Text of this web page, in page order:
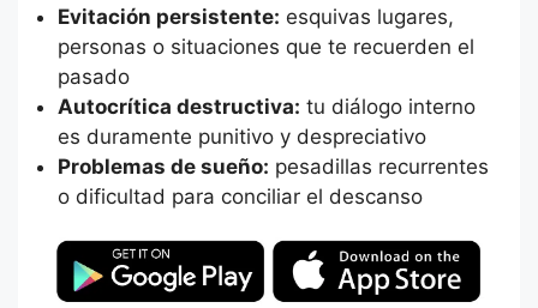
Evitación persistente: esquivas lugares,
personas o situaciones que te recuerden el
pasado
Autocrítica destructiva: tu diálogo interno
es duramente punitivo y despreciativo
Problemas de sueño: pesadillas recurrentes
o dificultad para conciliar el descanso